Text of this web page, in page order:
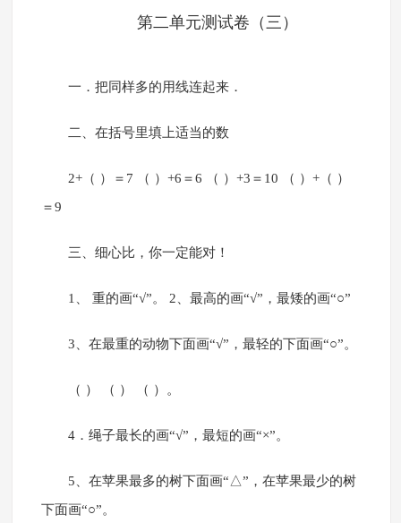
第二单元测试卷（三）
一．把同样多的用线连起来．
二、在括号里填上适当的数
2+（ ）＝7 （ ）+6＝6 （ ）+3＝10 （ ）+（ ）
＝9
三、细心比，你一定能对！
1、 重的画“√”。 2、最高的画“√”，最矮的画“○”
3、在最重的动物下面画“√”，最轻的下面画“○”。
（ ） （ ） （ ）。
4．绳子最长的画“√”，最短的画“×”。
5、在苹果最多的树下面画“△”，在苹果最少的树
下面画“○”。